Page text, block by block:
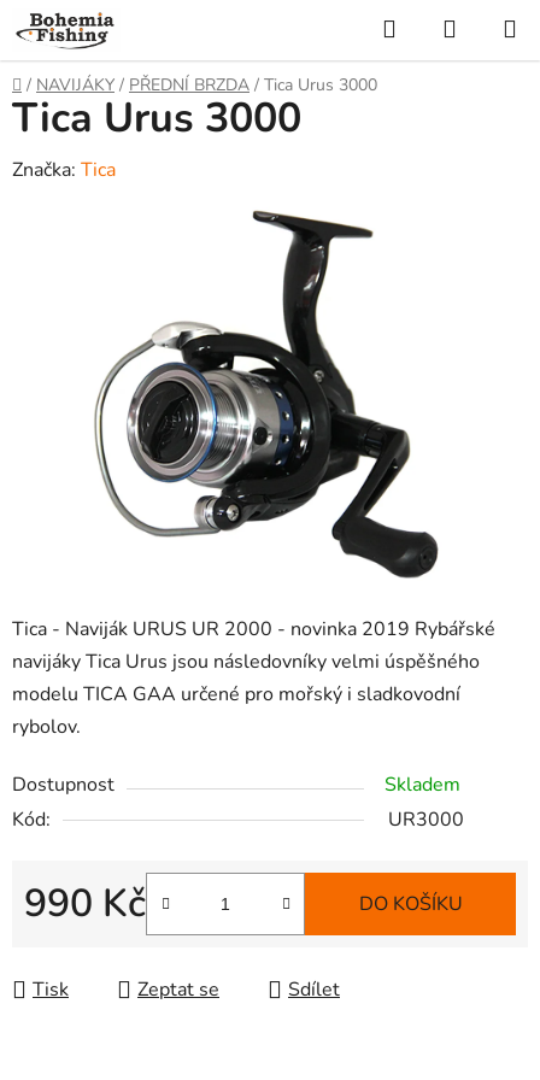
Přejít
na
obsah
Hledat
KOŠÍK
Domů
/ NAVIJÁKY / PŘEDNÍ BRZDA / Tica Urus 3000
Tica - Naviják URUS UR 2000 - novinka 2019 Rybářské
navijáky Tica Urus jsou následovníky velmi úspěšného
modelu TICA GAA určené pro mořský i sladkovodní
rybolov.
Dostupnost
Skladem
Kód:
UR3000
990 Kč DO KOŠÍKU
Tisk Zeptat se Sdílet
Tica Urus 3000
Značka: Tica